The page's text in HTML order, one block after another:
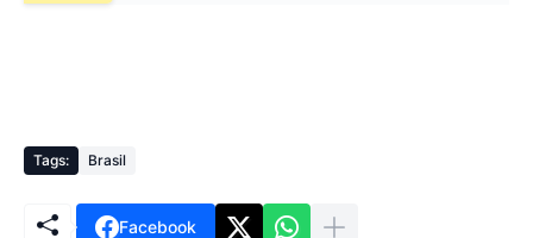
Tags: Brasil
Facebook